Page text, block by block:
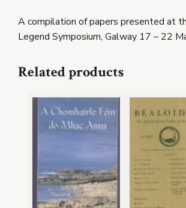
A compilation of papers presented at
Legend Symposium, Galway 17 – 22
Related products